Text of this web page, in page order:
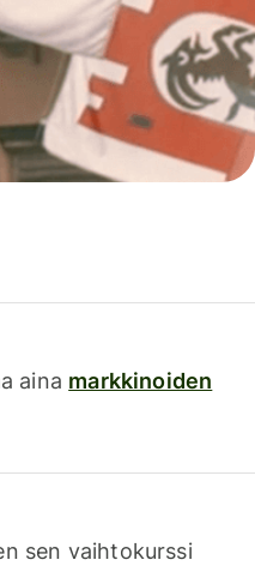
aina markkinoiden
sen vaihtokurssi